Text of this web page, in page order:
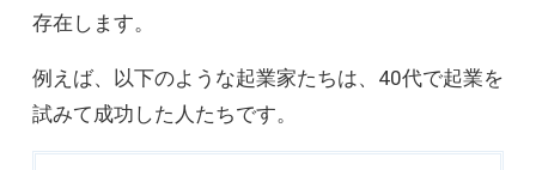
存在します。
例えば、以下のような起業家たちは、40代で起業を
試みて成功した人たちです。